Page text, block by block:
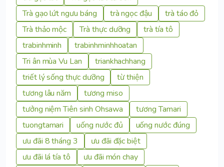
Trà gạo lứt ngưu báng
trà ngọc đậu
trà táo đỏ
Trà thảo mộc
Trà thực dưỡng
trà tía tô
trabinhminh
trabinhminhhoatan
Tri ân mùa Vu Lan
triankhachhang
triết lý sống thực dưỡng
từ thiện
tương lâu năm
tương miso
tưởng niệm Tiên sinh Ohsawa
tương Tamari
tuongtamari
uống nước đủ
uống nước đúng
ưu đãi 8 tháng 3
ưu đãi đặc biệt
ưu đãi lá tía tô
ưu đãi món chay